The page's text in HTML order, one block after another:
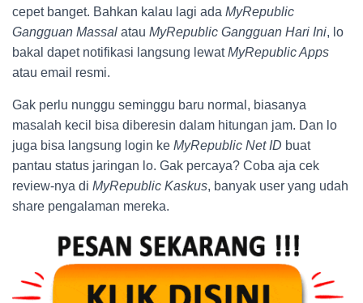
cepet banget. Bahkan kalau lagi ada MyRepublic
Gangguan Massal atau MyRepublic Gangguan Hari Ini, lo
bakal dapet notifikasi langsung lewatMyRepublic Apps
atau email resmi.
Gak perlu nunggu seminggu baru normal, biasanya
masalah kecil bisa diberesin dalam hitungan jam. Dan lo
juga bisa langsung login ke MyRepublic Net ID buat
pantau status jaringan lo. Gak percaya? Coba aja cek
review-nya di MyRepublic Kaskus, banyak user yang udah
share pengalaman mereka.